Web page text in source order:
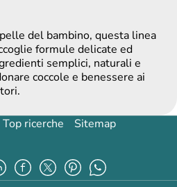
del bambino, questa linea
formule delicate ed
semplici, naturali e
coccole e benessere ai
Top ricerche Sitemap